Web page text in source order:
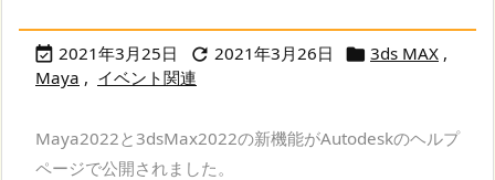
 2021年3月25日  2021年3月26日  3ds MAX ,
Maya , イベント関連
Maya2022と3dsMax2022の新機能がAutodeskのヘルプ
ページで公開されました。